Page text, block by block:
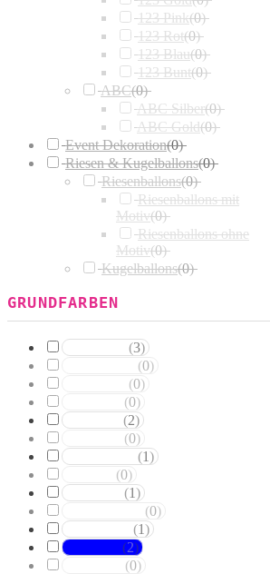
123 Pink(0)
123 Rot(0)
123 Blau(0)
123 Bunt(0)
ABC(0)
ABC Silber(0)
ABC Gold(0)
Event Dekoration(0)
Riesen & Kugelballons(0)
Riesenballons(0)
Riesenballons mit
Motiv(0)
Riesenballons ohne
Motiv(0)
Kugelballons(0)
GRUNDFARBEN
(3)
(0)
(0)
(0)
(2)
(0)
(1)
(0)
(1)
(0)
(1)
(2)
(0)